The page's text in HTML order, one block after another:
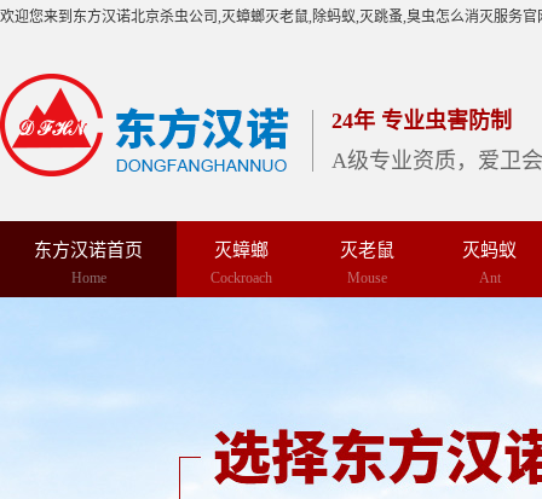
欢迎您来到东方汉诺北京杀虫公司,灭蟑螂灭老鼠,除蚂蚁,灭跳蚤,臭虫怎么消灭服务官
24年 专业虫害防制
A级专业资质，爱卫
东方汉诺首页
Home
灭蟑螂
Cockroach
灭老鼠
Mouse
灭蚂蚁
Ant